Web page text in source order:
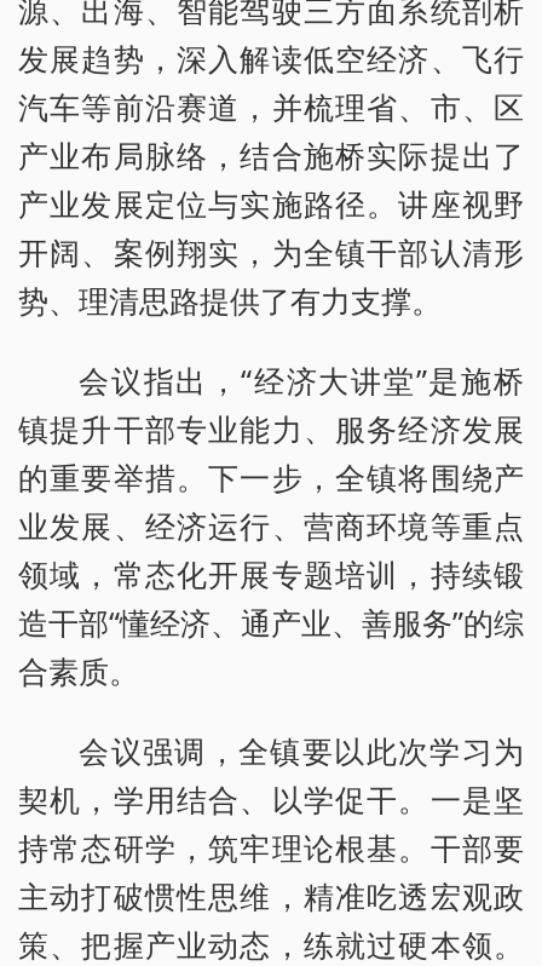
源、出海、智能驾驶三方面系统剖析
发展趋势，深入解读低空经济、飞行
汽车等前沿赛道，并梳理省、市、区
产业布局脉络，结合施桥实际提出了
产业发展定位与实施路径。讲座视野
开阔、案例翔实，为全镇干部认清形
势、理清思路提供了有力支撑。
会议指出，“经济大讲堂”是施桥
镇提升干部专业能力、服务经济发展
的重要举措。下一步，全镇将围绕产
业发展、经济运行、营商环境等重点
领域，常态化开展专题培训，持续锻
造干部“懂经济、通产业、善服务”的综
合素质。
会议强调，全镇要以此次学习为
契机，学用结合、以学促干。一是坚
持常态研学，筑牢理论根基。干部要
主动打破惯性思维，精准吃透宏观政
策、把握产业动态，练就过硬本领。